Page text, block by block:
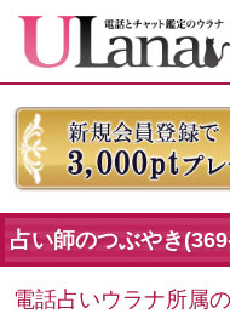
占い師のつぶやき
電話占いウラナ所属